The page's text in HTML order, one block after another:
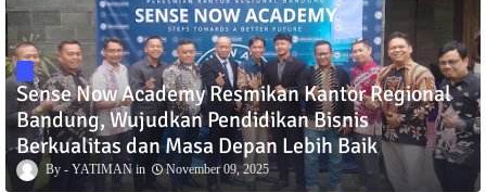
Sense Now Academy Resmikan Kantor Regional
Bandung, Wujudkan Pendidikan Bisnis
Berkualitas dan Masa Depan Lebih Baik
YATIMAN November 09, 2025